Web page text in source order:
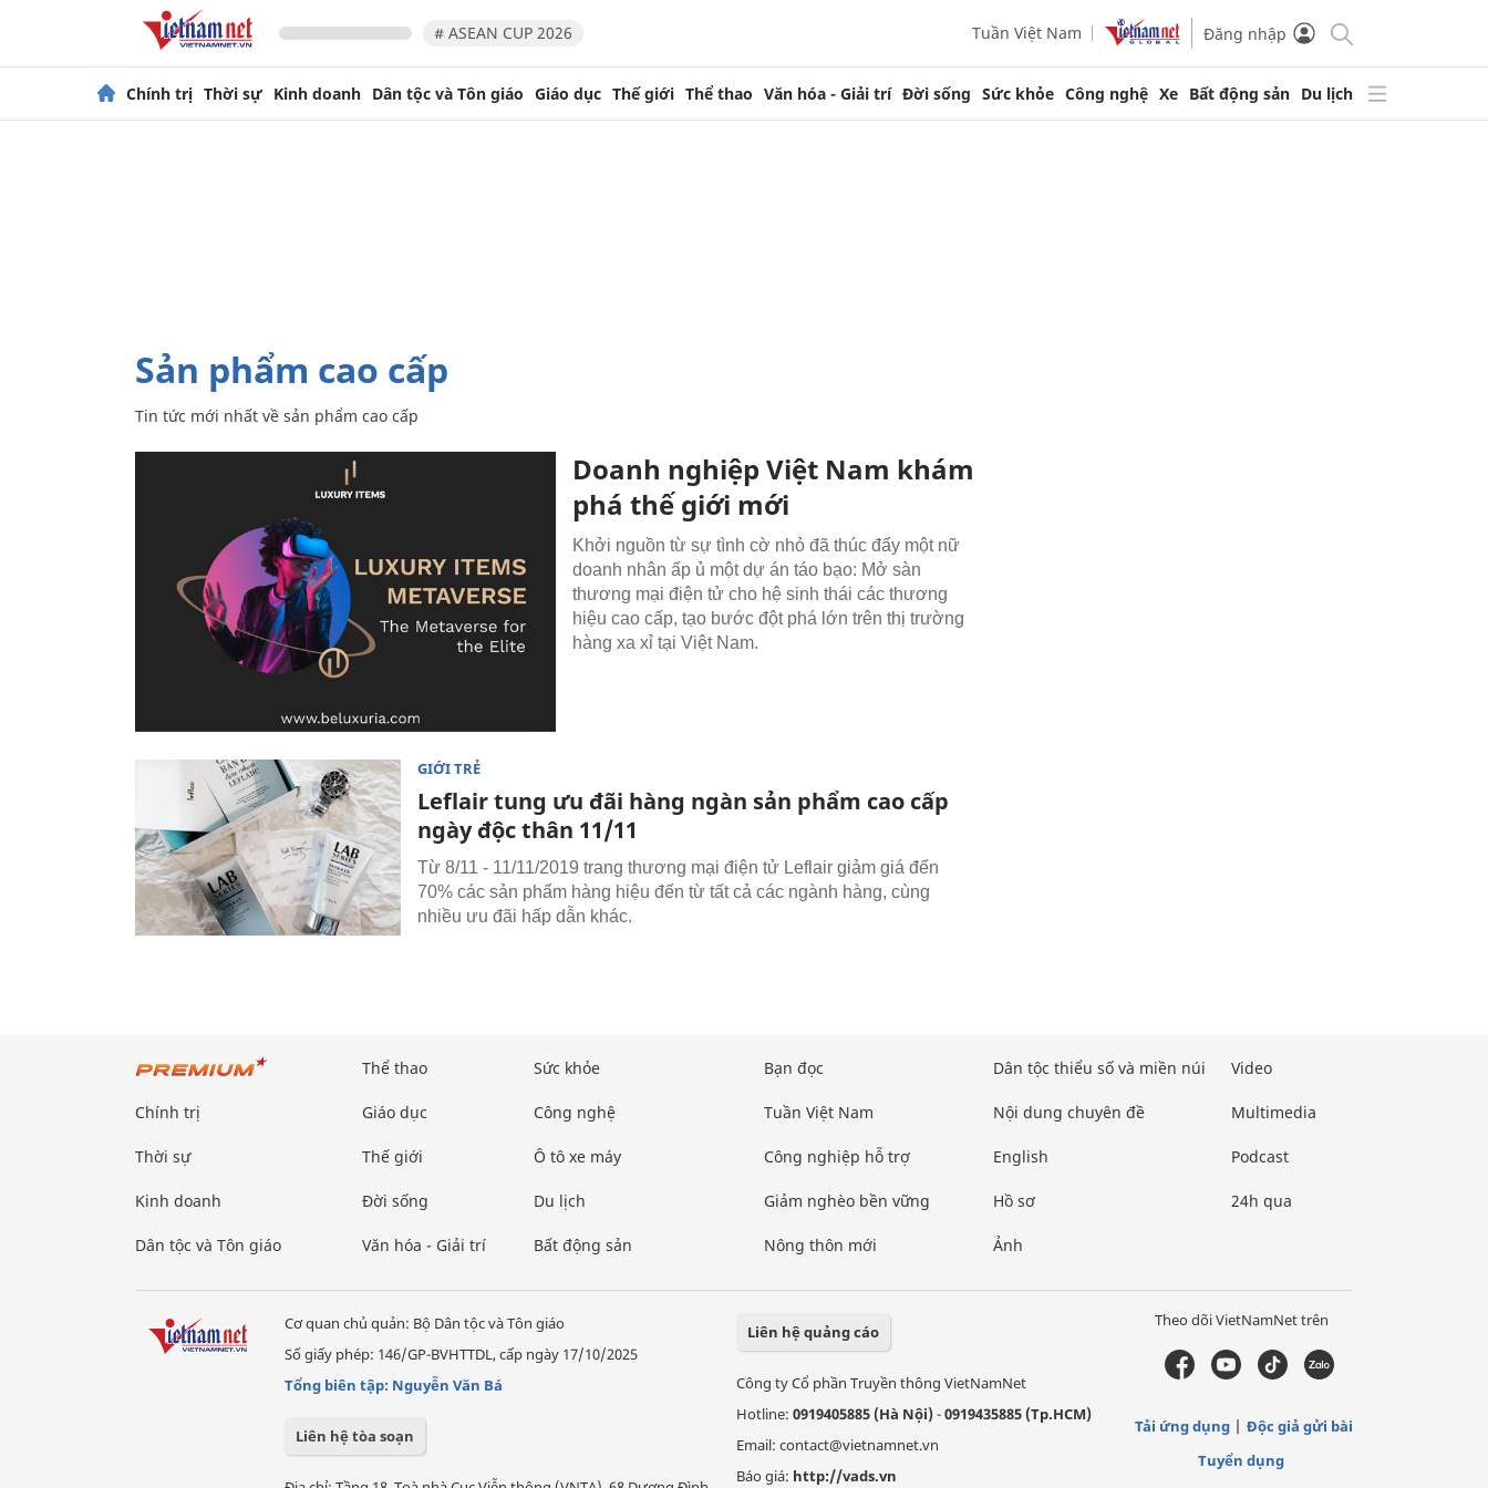
# ASEAN CUP 2026 Tuần Việt Nam Đăng nhập
Chính trị Thời sự Kinh doanh Dân tộc và Tôn giáo Giáo dục Thế giới Thể thao Văn hóa - Giải trí Đời sống Sức khỏe Công nghệ Xe Bất động sản Du lịch
sản phẩm cao cấp
Tin tức mới nhất về sản phẩm cao cấp
Doanh nghiệp Việt Nam khám
phá thế giới mới
Khởi nguồn từ sự tình cờ nhỏ đã thúc đẩy một nữ
doanh nhân ấp ủ một dự án táo bạo: Mở sàn
thương mại điện tử cho hệ sinh thái các thương
hiệu cao cấp, tạo bước đột phá lớn trên thị trường
hàng xa xỉ tại Việt Nam.
GIỚI TRẺ
Leflair tung ưu đãi hàng ngàn sản phẩm cao cấp
ngày độc thân 11/11
Từ 8/11 - 11/11/2019 trang thương mại điện tử Leflair giảm giá đến
70% các sản phẩm hàng hiệu đến từ tất cả các ngành hàng, cùng
nhiều ưu đãi hấp dẫn khác.
Chính trị
Thời sự
Kinh doanh
Dân tộc và Tôn giáo
Thể thao
Giáo dục
Thế giới
Đời sống
Văn hóa - Giải trí
Sức khỏe
Công nghệ
Ô tô xe máy
Du lịch
Bất động sản
Bạn đọc
Tuần Việt Nam
Công nghiệp hỗ trợ
Giảm nghèo bền vững
Nông thôn mới
Dân tộc thiểu số và miền núi
Nội dung chuyên đề
English
Hồ sơ
Ảnh
Video
Multimedia
Podcast
24h qua
Cơ quan chủ quản: Bộ Dân tộc và Tôn giáo
Số giấy phép: 146/GP-BVHTTDL, cấp ngày 17/10/2025
Tổng biên tập: Nguyễn Văn Bá
Liên hệ tòa soạn
Liên hệ quảng cáo
Công ty Cổ phần Truyền thông VietNamNet
Hotline: 0919405885 (Hà Nội)-0919435885 (Tp.HCM)
Email: contact@vietnamnet.vn
Báo giá: http://vads.vn
Theo dõi VietNamNet trên
Tải ứng dụng
Độc giả gửi bài
Tuyển dụng